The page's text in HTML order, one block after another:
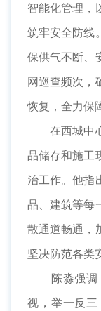
智能化管理，
筑牢安全防线
保供气不断、
网巡查频次，
恢复，全力保
在西城中心
品储存和施工
治工作。他指
品、建筑等每
散通道畅通，
坚决防范各类
陈淼强调，
视，举一反